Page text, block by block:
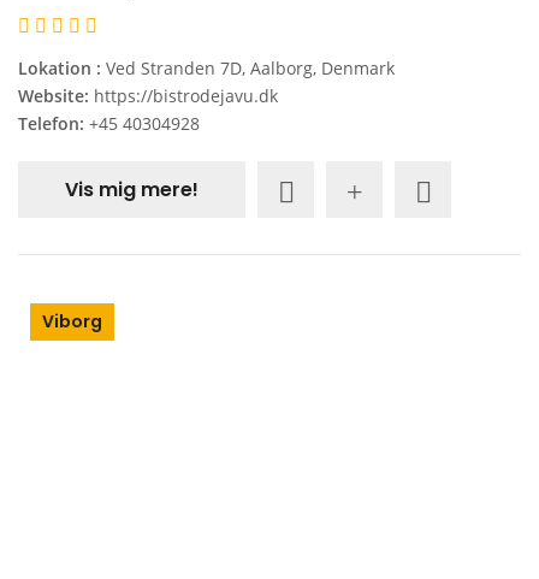
Lokation : Ved Stranden 7D, Aalborg, Denmark
Website: https://bistrodejavu.dk
Telefon: +45 40304928
Vis mig mere!
Viborg